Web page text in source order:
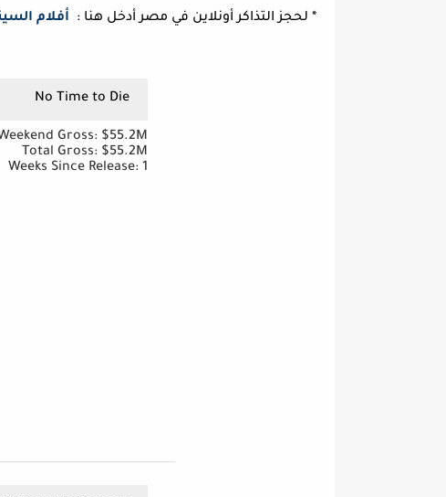
* لحجز التذاكر أونلاين في مصر أدخل هنا : أفلام
No Time to Die
Gross: $55.2M
Total Gross: $55.2M
Weeks Since Release: 1